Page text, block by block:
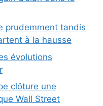
prudemment tandis
à la hausse
évolutions
clôture une
Wall Street